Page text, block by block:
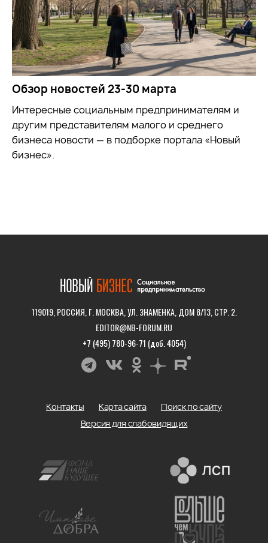
Обзор новостей 23-30 марта
Интересные социальным предпринимателям и
другим представителям малого и среднего
бизнеса новости — в подборке портала «Новый
бизнес».
119019, РОССИЯ, Г. МОСКВА, УЛ. ЗНАМЕНКА, ДОМ 8/13, СТР. 2.
EDITOR@NB-FORUM.RU
+7 (495) 780-96-71 (доб. 4054)
Контакты Карта сайта
Поиск по сайту
Версия для слабовидящих